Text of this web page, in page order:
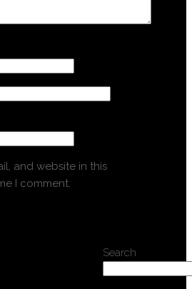
and website in this
I comment.
Search